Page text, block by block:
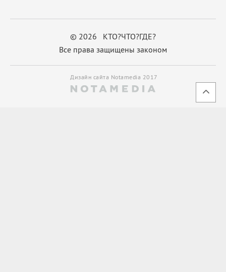
© 2026 КТО?ЧТО?ГДЕ?
Все права защищены законом
Дизайн сайта Notamedia 2017